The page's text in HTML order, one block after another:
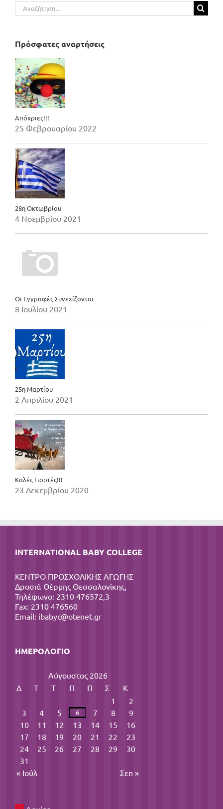
Αναζήτηση
για:
Πρόσφατες αναρτήσεις
Απόκριες!!!
25 Φεβρουαρίου 2022
28η Οκτωβρίου
4 Νοεμβρίου 2021
Οι Εγγραφές Συνεχίζονται
8 Ιουλίου 2021
25η Μαρτίου
2 Απριλίου 2021
Καλές Γιορτές!!!
23 Δεκεμβρίου 2020
INTERNATIONAL BABY COLLEGE
ΚΕΝΤΡΟ ΠΡΟΣΧΟΛΙΚΗΣ ΑΓΩΓΗΣ
Δροσιά Θέρμης Θεσσαλονίκης,
Τηλέφωνο: 2310 476572,3
Fax: 2310 476560
Email: ibabyc@otenet.gr
ΗΜΕΡΟΛΌΓΙΟ
Αύγουστος 2026
Δ
Τ Τ Π Π Σ
Κ
1
2
3
4 5 6 7 8
9
10
11 12 13 14 15
16
17
18 19 20 21 22
23
24
25 26 27 28 29
30
31
« Ιούλ
Σεπ »